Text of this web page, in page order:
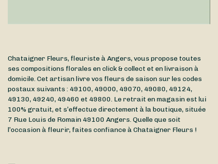
Chataigner Fleurs, fleuriste à Angers, vous propose toutes
ses compositions florales en click & collect et en livraison à
domicile. Cet artisan livre vos fleurs de saison sur les codes
postaux suivants : 49100, 49000, 49070, 49080, 49124,
49130, 49240, 49460 et 49800. Le retrait en magasin est lui
100% gratuit, et s’effectue directement à la boutique, située
7 Rue Louis de Romain 49100 Angers. Quelle que soit
l’occasion à fleurir, faites confiance à Chataigner Fleurs !